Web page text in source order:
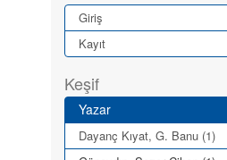
Giriş
Kayıt
Keşif
Yazar
Dayanç Kıyat, G. Banu (1)